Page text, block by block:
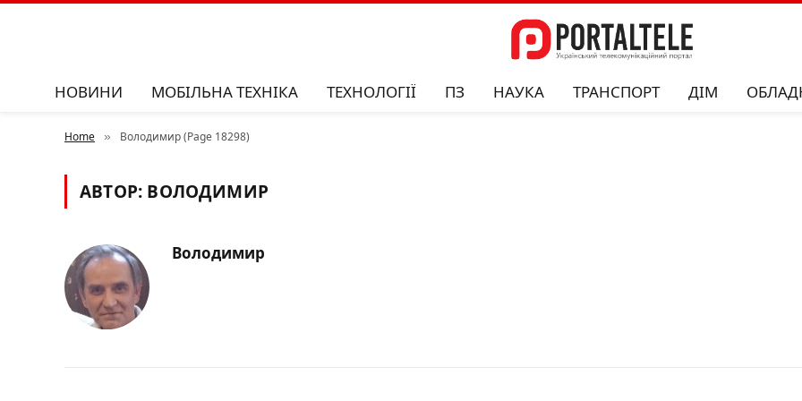
НОВИНИ МОБІЛЬНА ТЕХНІКА ТЕХНОЛОГІЇ ПЗ НАУКА ТРАНСПОРТ ДІМ
Home » Володимир (Page 18298)
АВТОР: ВОЛОДИМИР
Володимир